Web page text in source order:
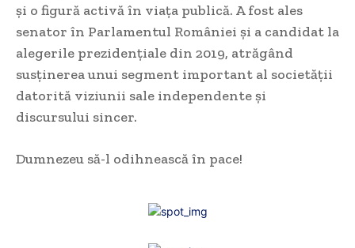
și o figură activă în viața publică. A fost ales
senator în Parlamentul României și a candidat la
alegerile prezidențiale din 2019, atrăgând
susținerea unui segment important al societății
datorită viziunii sale independente și
discursului sincer.
Dumnezeu să-l odihnească în pace!